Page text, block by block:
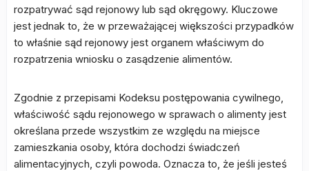
rozpatrywać sąd rejonowy lub sąd okręgowy. Kluczowe
jest jednak to, że w przeważającej większości przypadków
to właśnie sąd rejonowy jest organem właściwym do
rozpatrzenia wniosku o zasądzenie alimentów.
Zgodnie z przepisami Kodeksu postępowania cywilnego,
właściwość sądu rejonowego w sprawach o alimenty jest
określana przede wszystkim ze względu na miejsce
zamieszkania osoby, która dochodzi świadczeń
alimentacyjnych, czyli powoda. Oznacza to, że jeśli jesteś